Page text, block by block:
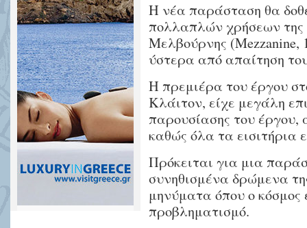
Η νέα παράσταση θα
πολλαπλών χρήσεων της
Μελβούρνης (Mezzanine,
ύστερα από απαίτηση
Η πρεμιέρα του έργου
Κλάιτον, είχε μεγάλη
παρουσίασης του
καθώς όλα τα εισιτήρια
Πρόκειται για μια
συνηθισμένα δρώμενα
μηνύματα όπου ο κόσμος
προβληματισμό.